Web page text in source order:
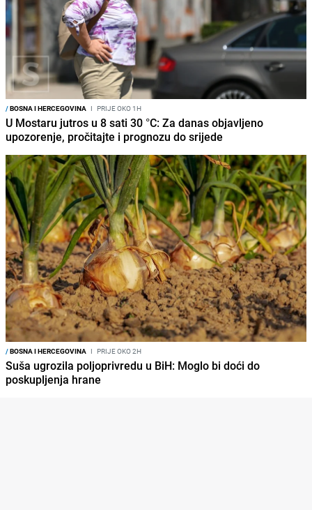
/BOSNA I HERCEGOVINA I PRIJE OKO 1H
U Mostaru jutros u 8 sati 30 °C: Za danas objavljeno
upozorenje, pročitajte i prognozu do srijede
/BOSNA I HERCEGOVINA I PRIJE OKO 2H
Suša ugrozila poljoprivredu u BiH: Moglo bi doći do
poskupljenja hrane